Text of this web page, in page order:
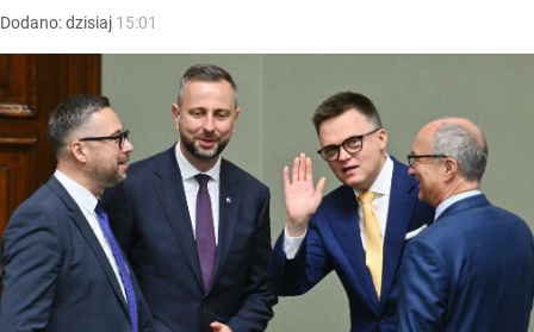
Dodano:dzisiaj 15:01